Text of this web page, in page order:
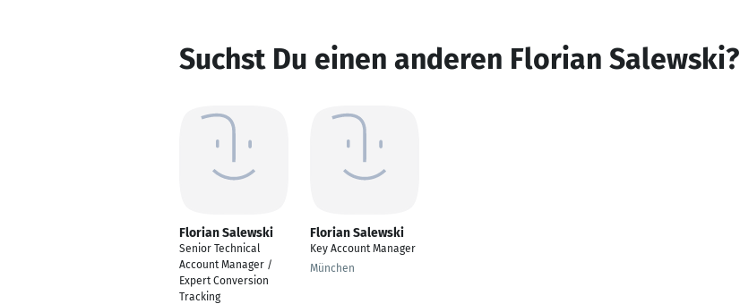
Suchst Du einen anderen Florian Salewski?
Florian Salewski
Senior Technical
Account Manager /
Expert Conversion
Tracking
Florian Salewski
Key Account Manager
München